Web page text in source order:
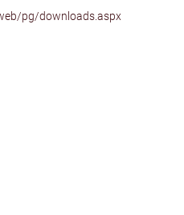
pg/downloads.aspx